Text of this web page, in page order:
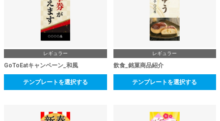
レギュラー
GoToEatキャンペーン_和風
テンプレートを選択する
レギュラー
飲食_銘菓商品紹介
テンプレートを選択する